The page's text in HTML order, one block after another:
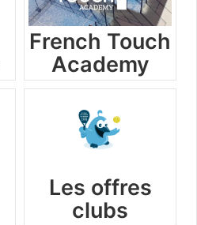
French Touch
Academy
Les offres
clubs